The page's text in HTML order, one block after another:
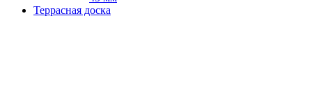
Террасная доска